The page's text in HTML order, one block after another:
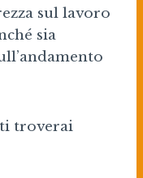
sul lavoro
sia
ti troverai